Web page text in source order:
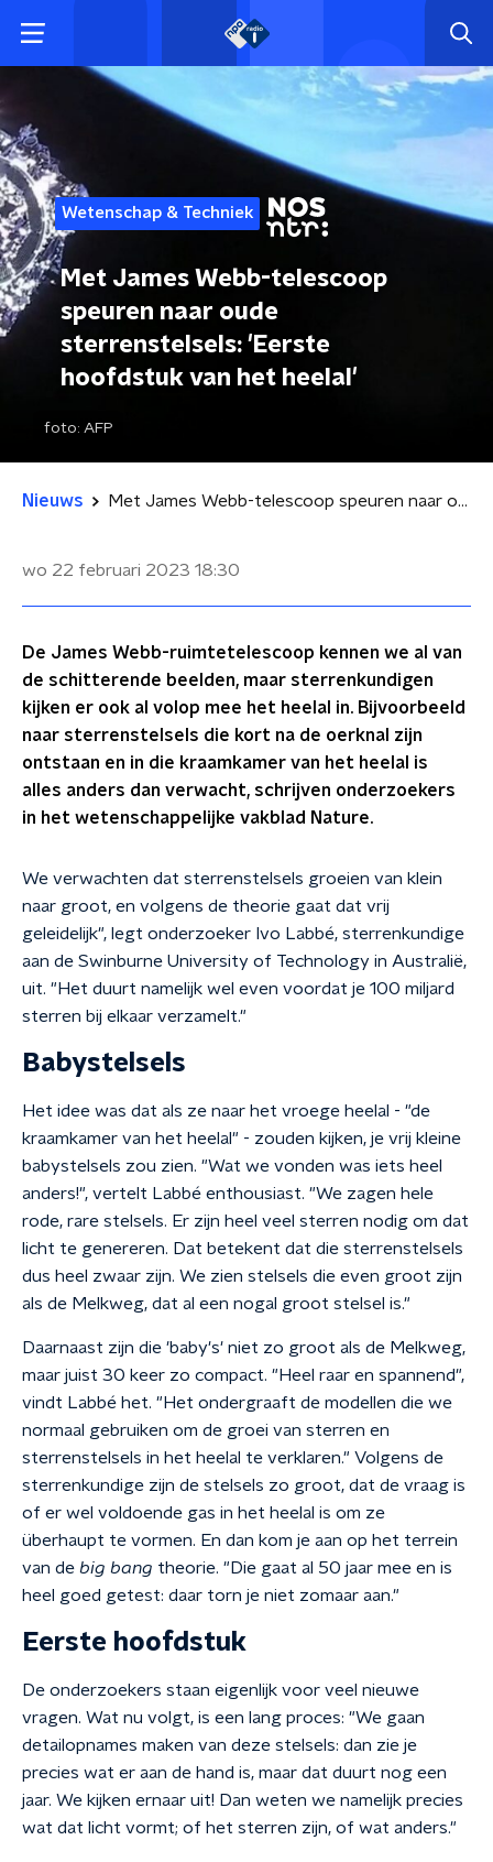
Wetenschap & Techniek
Met James Webb-telescoop
speuren naar oude
sterrenstelsels: 'Eerste
hoofdstuk van het heelal'
foto: AFP
Nieuws Met James Webb-telescoop speuren naar oude sterrenstelsels: 'Eerste hoofdstuk van het heelal'
wo 22 februari 2023 18:30
De James Webb-ruimtetelescoop kennen we al van
de schitterende beelden, maar sterrenkundigen
kijken er ook al volop mee het heelal in. Bijvoorbeeld
naar sterrenstelsels die kort na de oerknal zijn
ontstaan en in die kraamkamer van het heelal is
alles anders dan verwacht, schrijven onderzoekers
in het wetenschappelijke vakblad Nature.
We verwachten dat sterrenstelsels groeien van klein
naar groot, en volgens de theorie gaat dat vrij
geleidelijk", legt onderzoeker Ivo Labbé, sterrenkundige
aan de Swinburne University of Technology in Australië,
uit. "Het duurt namelijk wel even voordat je 100 miljard
sterren bij elkaar verzamelt."
Babystelsels
Het idee was dat als ze naar het vroege heelal - "de
kraamkamer van het heelal" - zouden kijken, je vrij kleine
babystelsels zou zien. "Wat we vonden was iets heel
anders!", vertelt Labbé enthousiast. "We zagen hele
rode, rare stelsels. Er zijn heel veel sterren nodig om dat
licht te genereren. Dat betekent dat die sterrenstelsels
dus heel zwaar zijn. We zien stelsels die even groot zijn
als de Melkweg, dat al een nogal groot stelsel is."
Daarnaast zijn die 'baby's' niet zo groot als de Melkweg,
maar juist 30 keer zo compact. "Heel raar en spannend",
vindt Labbé het. "Het ondergraaft de modellen die we
normaal gebruiken om de groei van sterren en
sterrenstelsels in het heelal te verklaren." Volgens de
sterrenkundige zijn de stelsels zo groot, dat de vraag is
of er wel voldoende gas in het heelal is om ze
überhaupt te vormen. En dan kom je aan op het terrein
van de big bang theorie. "Die gaat al 50 jaar mee en is
heel goed getest: daar torn je niet zomaar aan."
Eerste hoofdstuk
De onderzoekers staan eigenlijk voor veel nieuwe
vragen. Wat nu volgt, is een lang proces: "We gaan
detailopnames maken van deze stelsels: dan zie je
precies wat er aan de hand is, maar dat duurt nog een
jaar. We kijken ernaar uit! Dan weten we namelijk precies
wat dat licht vormt; of het sterren zijn, of wat anders."